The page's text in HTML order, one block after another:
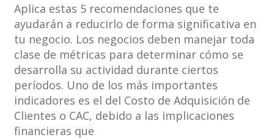
Aplica estas 5 recomendaciones que te
ayudarán a reducirlo de forma significativa en
tu negocio. Los negocios deben manejar toda
clase de métricas para determinar cómo se
desarrolla su actividad durante ciertos
períodos. Uno de los más importantes
indicadores es el del Costo de Adquisición de
Clientes o CAC, debido a las implicaciones
financieras que